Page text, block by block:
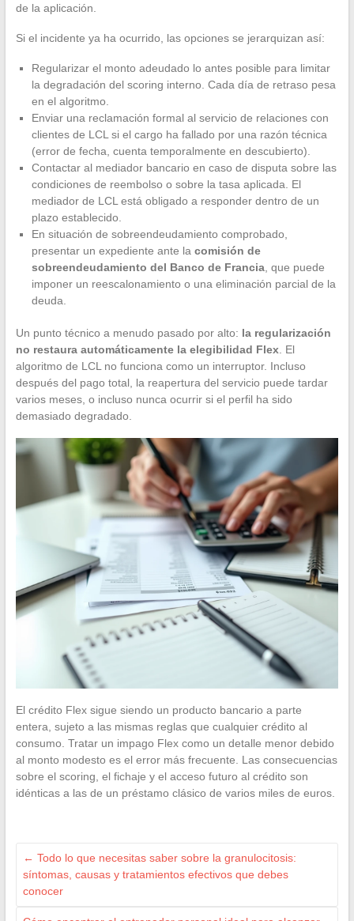
de la aplicación.
Si el incidente ya ha ocurrido, las opciones se jerarquizan así:
Regularizar el monto adeudado lo antes posible para limitar
la degradación del scoring interno. Cada día de retraso pesa
en el algoritmo.
Enviar una reclamación formal al servicio de relaciones con
clientes de LCL si el cargo ha fallado por una razón técnica
(error de fecha, cuenta temporalmente en descubierto).
Contactar al mediador bancario en caso de disputa sobre las
condiciones de reembolso o sobre la tasa aplicada. El
mediador de LCL está obligado a responder dentro de un
plazo establecido.
En situación de sobreendeudamiento comprobado,
presentar un expediente ante la comisión de
sobreendeudamiento del Banco de Francia, que puede
imponer un reescalonamiento o una eliminación parcial de la
deuda.
Un punto técnico a menudo pasado por alto: la regularización
no restaura automáticamente la elegibilidad Flex. El
algoritmo de LCL no funciona como un interruptor. Incluso
después del pago total, la reapertura del servicio puede tardar
varios meses, o incluso nunca ocurrir si el perfil ha sido
demasiado degradado.
El crédito Flex sigue siendo un producto bancario a parte
entera, sujeto a las mismas reglas que cualquier crédito al
consumo. Tratar un impago Flex como un detalle menor debido
al monto modesto es el error más frecuente. Las consecuencias
sobre el scoring, el fichaje y el acceso futuro al crédito son
idénticas a las de un préstamo clásico de varios miles de euros.
← Todo lo que necesitas saber sobre la granulocitosis:
síntomas, causas y tratamientos efectivos que debes
conocer